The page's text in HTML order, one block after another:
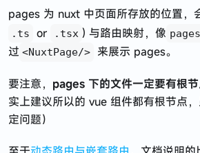
pages 为 nuxt 中页面所存放的位置，
.ts
or .tsx ) 与路由映射，像
过 <NuxtPage/> 来展示 pages。
要注意， pages 下的文件一定要有根
实上建议所以的 vue 组件都有根节点
定问题）